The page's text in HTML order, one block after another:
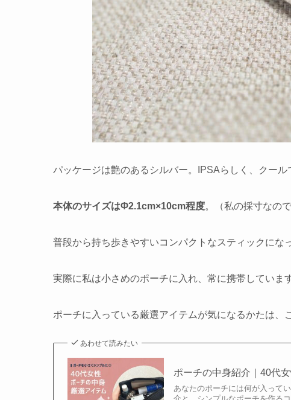
パッケージは艶のあるシルバー。IPSAらしく、クール
本体のサイズはΦ2.1cm×10cm程度。（私の採寸なの
普段から持ち歩きやすいコンパクトなスティックにな
実際に私は小さめのポーチに入れ、常に携帯しています
ポーチに入っている厳選アイテムが気になるかたは、
あわせて読みたい
ポーチの中身紹介｜40代
あなたのポーチには何が入って